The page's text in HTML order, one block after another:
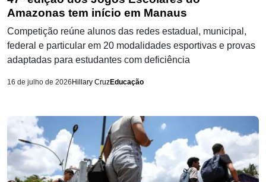
Amazonas tem início em Manaus
Competição reúne alunos das redes estadual, municipal,
federal e particular em 20 modalidades esportivas e provas
adaptadas para estudantes com deficiência
16 de julho de 2026 Hillary CruzEducação